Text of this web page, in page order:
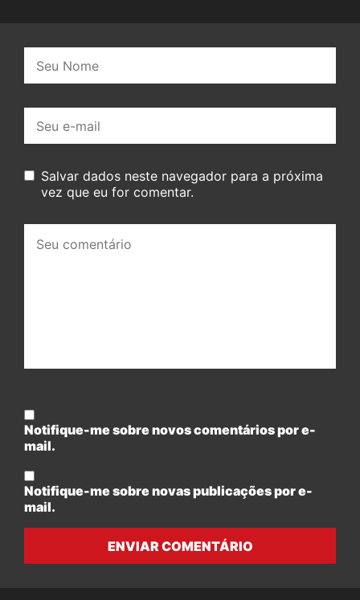
mail:
Salvar dados neste navegador para a próxima
vez que eu for comentar.
comentário:
Notifique-me sobre novos comentários por e-
mail.
Notifique-me sobre novas publicações por e-
mail.
ENVIAR COMENTÁRIO